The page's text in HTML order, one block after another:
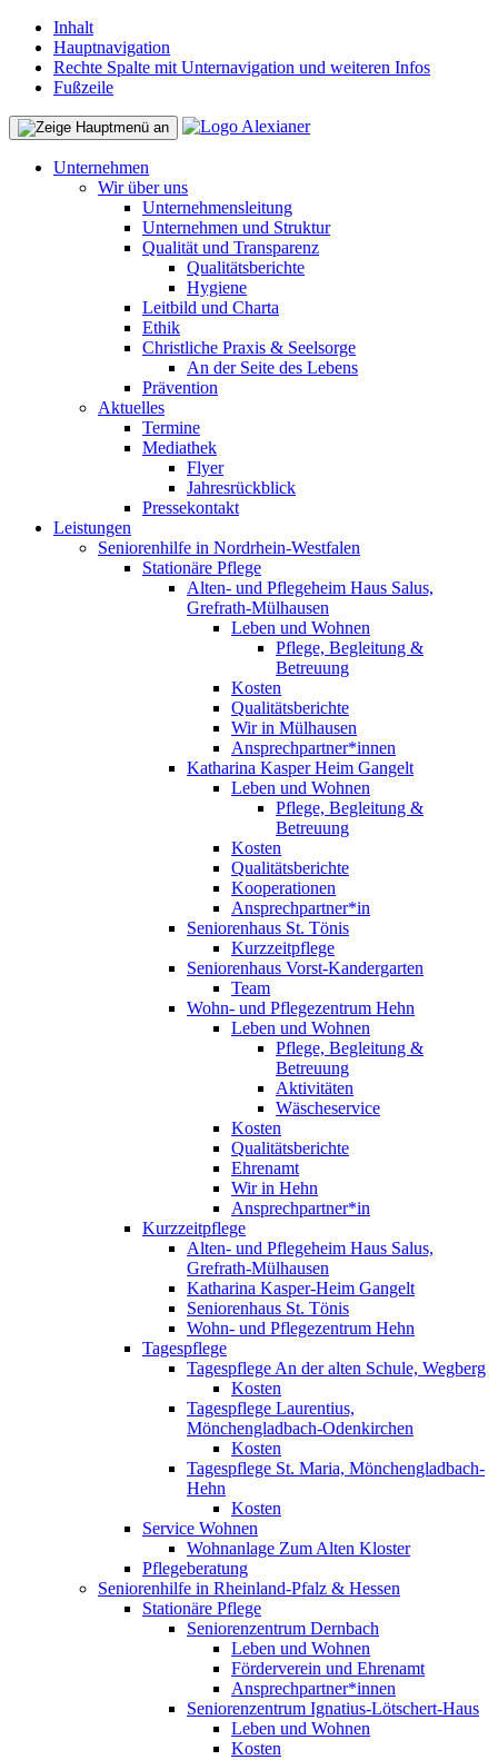
Inhalt
Hauptnavigation
Rechte Spalte mit Unternavigation und weiteren Infos
Fußzeile
Unternehmen
Wir über uns
Unternehmensleitung
Unternehmen und Struktur
Qualität und Transparenz
Qualitätsberichte
Hygiene
Leitbild und Charta
Ethik
Christliche Praxis & Seelsorge
An der Seite des Lebens
Prävention
Aktuelles
Termine
Mediathek
Flyer
Jahresrückblick
Pressekontakt
Leistungen
Seniorenhilfe in Nordrhein-Westfalen
Stationäre Pflege
Alten- und Pflegeheim Haus Salus,
Grefrath-Mülhausen
Leben und Wohnen
Pflege, Begleitung &
Betreuung
Kosten
Qualitätsberichte
Wir in Mülhausen
Ansprechpartner*innen
Katharina Kasper Heim Gangelt
Leben und Wohnen
Pflege, Begleitung &
Betreuung
Kosten
Qualitätsberichte
Kooperationen
Ansprechpartner*in
Seniorenhaus St. Tönis
Kurzzeitpflege
Seniorenhaus Vorst-Kandergarten
Team
Wohn- und Pflegezentrum Hehn
Leben und Wohnen
Pflege, Begleitung &
Betreuung
Aktivitäten
Wäscheservice
Kosten
Qualitätsberichte
Ehrenamt
Wir in Hehn
Ansprechpartner*in
Kurzzeitpflege
Alten- und Pflegeheim Haus Salus,
Grefrath-Mülhausen
Katharina Kasper-Heim Gangelt
Seniorenhaus St. Tönis
Wohn- und Pflegezentrum Hehn
Tagespflege
Tagespflege An der alten Schule, Wegberg
Kosten
Tagespflege Laurentius,
Mönchengladbach-Odenkirchen
Kosten
Tagespflege St. Maria, Mönchengladbach-
Hehn
Kosten
Service Wohnen
Wohnanlage Zum Alten Kloster
Pflegeberatung
Seniorenhilfe in Rheinland-Pfalz & Hessen
Stationäre Pflege
Seniorenzentrum Dernbach
Leben und Wohnen
Förderverein und Ehrenamt
Ansprechpartner*innen
Seniorenzentrum Ignatius-Lötschert-Haus
Leben und Wohnen
Kosten